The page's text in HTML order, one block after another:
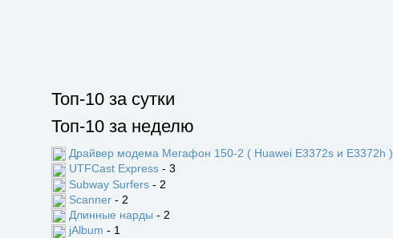
Топ-10 за сутки
Топ-10 за неделю
Драйвер модема Мегафон 150-2 ( Huawei E3372s и E3372h )
UTFCast Express - 3
Subway Surfers - 2
Scanner - 2
Длинные нарды - 2
jAlbum - 1